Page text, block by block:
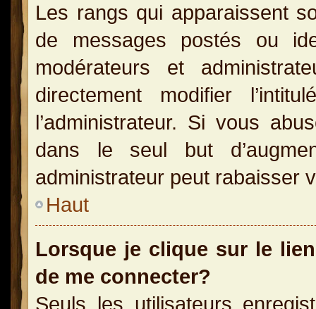
Les rangs qui apparaissent
de messages postés ou
modérateurs et
directement modifier
l’administrateur. Si vous
dans le seul but
administrateur peut rabaisser
Haut
Lorsque je clique sur le
de me connecter?
Seuls les utilisateurs